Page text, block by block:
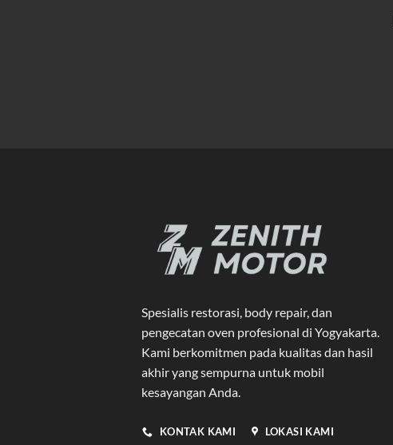
Spesialis restorasi, body repair, dan
pengecatan oven profesional di Yogyakarta.
Kami berkomitmen pada kualitas dan hasil
akhir yang sempurna untuk mobil
kesayangan Anda.
KONTAK KAMI LOKASI KAMI